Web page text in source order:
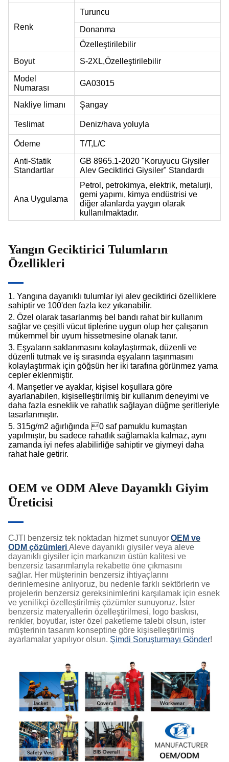
Renk
Turuncu
Donanma
Özelleştirilebilir
Boyut
S-2XL,Özelleştirilebilir
Model
Numarası
GA03015
Nakliye limanı Şangay
Teslimat Deniz/hava yoluyla
Ödeme
T/T,L/C
Anti-Statik
Standartlar
GB 8965.1-2020 "Koruyucu Giysiler
Alev Geciktirici Giysiler" Standardı
Ana Uygulama
Petrol, petrokimya, elektrik, metalurji,
gemi yapımı, kimya endüstrisi ve
diğer alanlarda yaygın olarak
kullanılmaktadır.
Yangın Geciktirici Tulumların
Özellikleri
1. Yangına dayanıklı tulumlar iyi alev geciktirici özelliklere
sahiptir ve 100'den fazla kez yıkanabilir.
2. Özel olarak tasarlanmış bel bandı rahat bir kullanım
sağlar ve çeşitli vücut tiplerine uygun olup her çalışanın
mükemmel bir uyum hissetmesine olanak tanır.
3. Eşyaların saklanmasını kolaylaştırmak, düzenli ve
düzenli tutmak ve iş sırasında eşyaların taşınmasını
kolaylaştırmak için göğsün her iki tarafına görünmez yama
cepler eklenmiştir.
4. Manşetler ve ayaklar, kişisel koşullara göre
ayarlanabilen, kişiselleştirilmiş bir kullanım deneyimi ve
daha fazla esneklik ve rahatlık sağlayan düğme şeritleriyle
tasarlanmıştır.
5. 315g/m2 ağırlığında 0 saf pamuklu kumaştan
yapılmıştır, bu sadece rahatlık sağlamakla kalmaz, aynı
zamanda iyi nefes alabilirliğe sahiptir ve giymeyi daha
rahat hale getirir.
OEM ve ODM Aleve Dayanıklı Giyim
Üreticisi
CJTI benzersiz tek noktadan hizmet sunuyor OEM ve
ODM çözümleri Aleve dayanıklı giysiler veya aleve
dayanıklı giysiler için markanızın üstün kalitesi ve
benzersiz tasarımlarıyla rekabette öne çıkmasını
sağlar. Her müşterinin benzersiz ihtiyaçlarını
derinlemesine anlıyoruz, bu nedenle farklı sektörlerin ve
projelerin benzersiz gereksinimlerini karşılamak için esnek
ve yenilikçi özelleştirilmiş çözümler sunuyoruz. İster
benzersiz materyallerin özelleştirilmesi, logo baskısı,
renkler, boyutlar, ister özel paketleme talebi olsun, ister
müşterinin tasarım konseptine göre kişiselleştirilmiş
ayarlamalar yapılıyor olsun. Şimdi Soruşturmayı Gönder!